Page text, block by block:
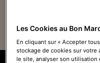
Voir tous les
Les Cookies au Bon
En cliquant sur « Accepter
stockage de cookies sur votre
le site, analyser son